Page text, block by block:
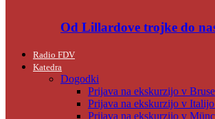
Od Lillardove trojke do
Radio FDV
Katedra
Dogodki
Prijava na ekskurzijo v
Prijava na ekskurzijo v
Prijava na ekskurzijo v